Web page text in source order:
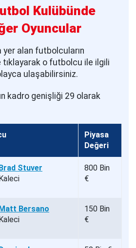
Kulübünde
Oyuncular
yer alan futbolcuların
o futbolcu ile ilgili
ulaşabilirsiniz.
kadro genişliği 29 olarak
Piyasa
Değeri
Stuver
800 Bin
€
Bersano
150 Bin
€